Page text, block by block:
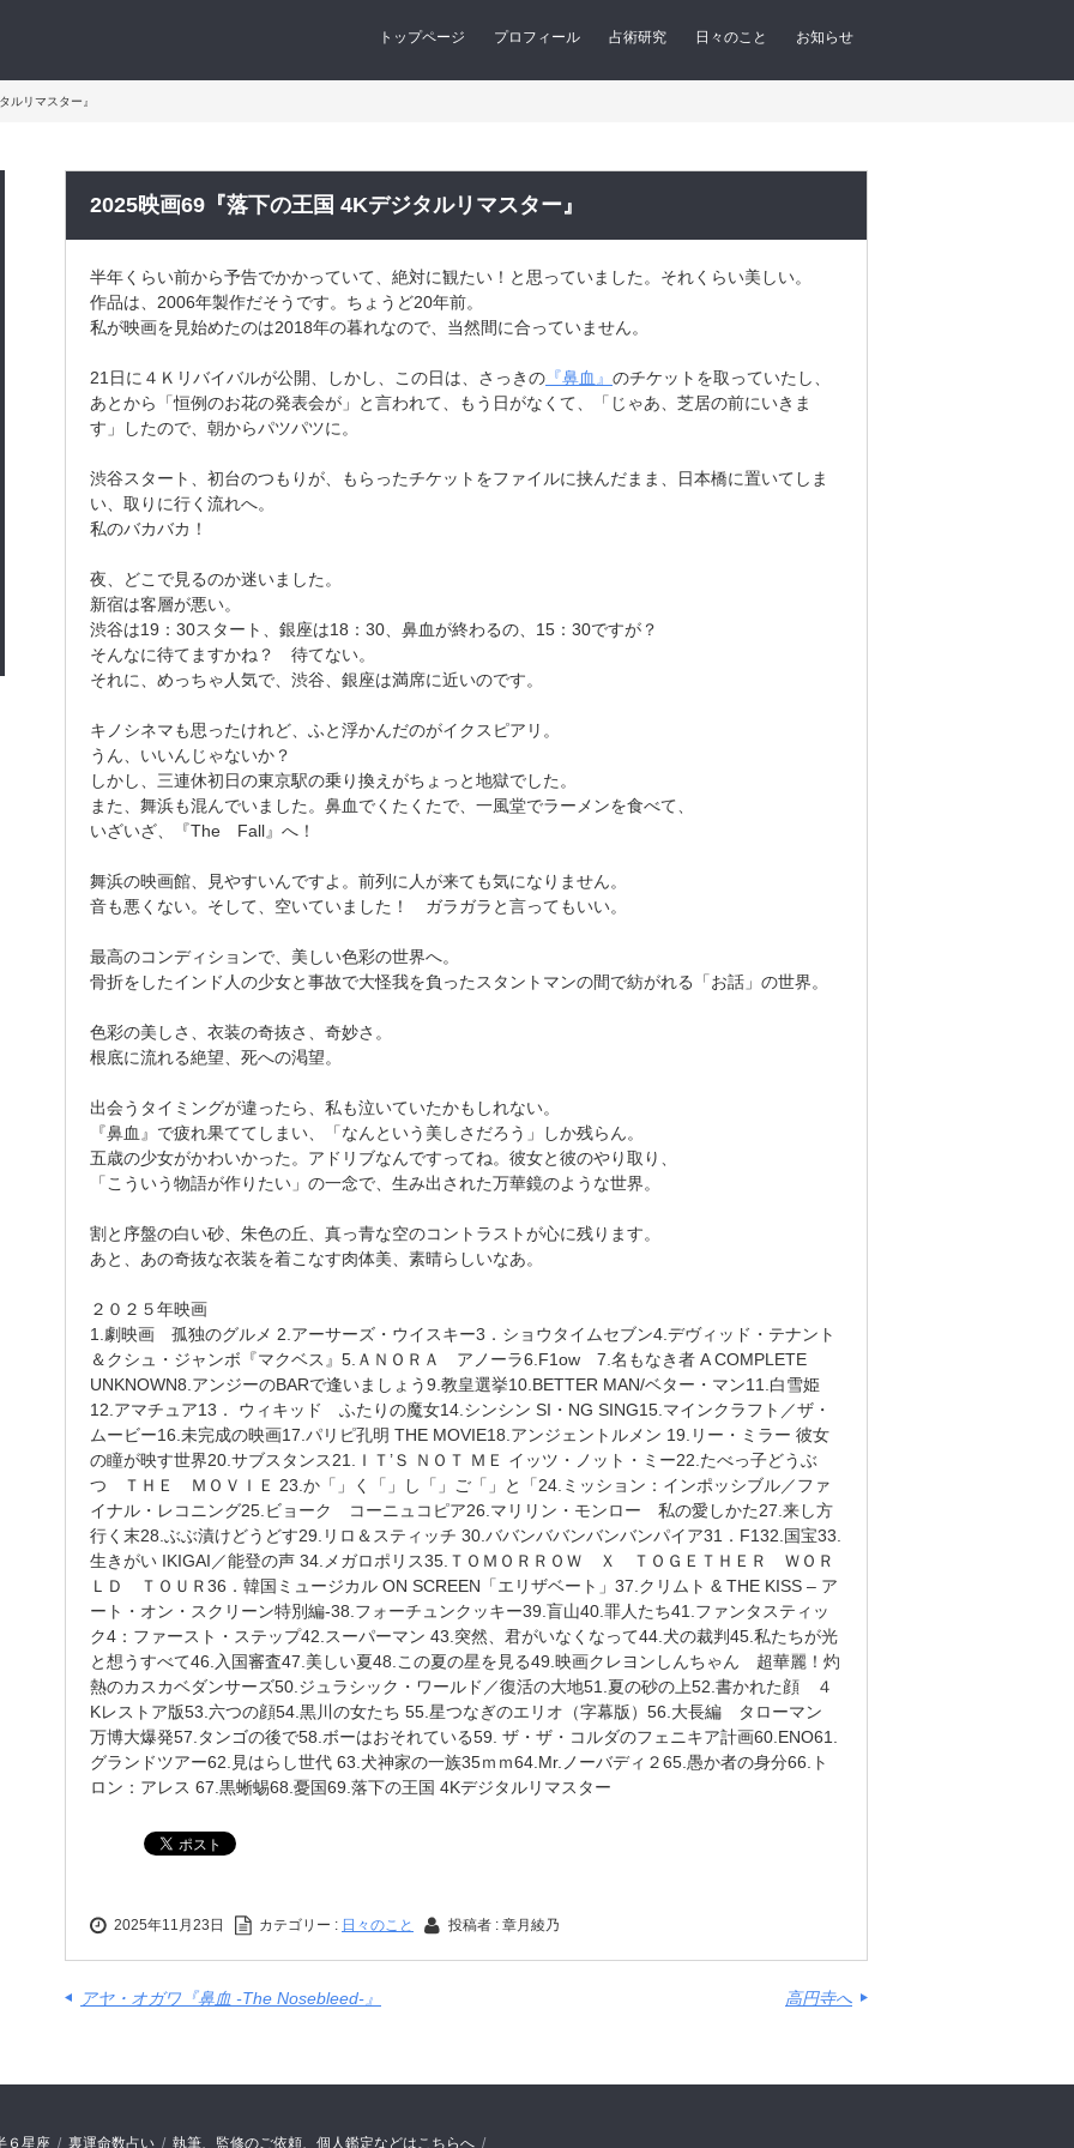
トップページ プロフィール 占術研究 日々のこと お知らせ
ルリマスター』
2025映画69『落下の王国 4Kデジタルリマスター』
半年くらい前から予告でかかっていて、絶対に観たい！と思っていました。それくらい美しい。
作品は、2006年製作だそうです。ちょうど20年前。
私が映画を見始めたのは2018年の暮れなので、当然間に合っていません。
21日に４Ｋリバイバルが公開、しかし、この日は、さっきの 『鼻血』 のチケットを取っていたし、
あとから「恒例のお花の発表会が」と言われて、もう日がなくて、「じゃあ、芝居の前にいきま
す」したので、朝からパツパツに。
渋谷スタート、初台のつもりが、もらったチケットをファイルに挟んだまま、日本橋に置いてしま
い、取りに行く流れへ。
私のバカバカ！
夜、どこで見るのか迷いました。
新宿は客層が悪い。
渋谷は19：30スタート、銀座は18：30、鼻血が終わるの、15：30ですが？
そんなに待てますかね？ 待てない。
それに、めっちゃ人気で、渋谷、銀座は満席に近いのです。
キノシネマも思ったけれど、ふと浮かんだのがイクスピアリ。
うん、いいんじゃないか？
しかし、三連休初日の東京駅の乗り換えがちょっと地獄でした。
また、舞浜も混んでいました。鼻血でくたくたで、一風堂でラーメンを食べて、
いざいざ、『The Fall』へ！
舞浜の映画館、見やすいんですよ。前列に人が来ても気になりません。
音も悪くない。そして、空いていました！ ガラガラと言ってもいい。
最高のコンディションで、美しい色彩の世界へ。
骨折をしたインド人の少女と事故で大怪我を負ったスタントマンの間で紡がれる「お話」の世界。
色彩の美しさ、衣装の奇抜さ、奇妙さ。
根底に流れる絶望、死への渇望。
出会うタイミングが違ったら、私も泣いていたかもしれない。
『鼻血』で疲れ果ててしまい、「なんという美しさだろう」しか残らん。
五歳の少女がかわいかった。アドリブなんですってね。彼女と彼のやり取り、
「こういう物語が作りたい」の一念で、生み出された万華鏡のような世界。
割と序盤の白い砂、朱色の丘、真っ青な空のコントラストが心に残ります。
あと、あの奇抜な衣装を着こなす肉体美、素晴らしいなあ。
２０２５年映画
1.劇映画 孤独のグルメ 2.アーサーズ・ウイスキー3．ショウタイムセブン4.デヴィッド・テナント
＆クシュ・ジャンボ『マクベス』5.ＡＮＯＲＡ アノーラ6.F1ow 7.名もなき者 A COMPLETE
UNKNOWN8.アンジーのBARで逢いましょう9.教皇選挙10.BETTER MAN/ベター・マン11.白雪姫
12.アマチュア13． ウィキッド ふたりの魔女14.シンシン SI・NG SING15.マインクラフト／ザ・
ムービー16.未完成の映画17.パリピ孔明 THE MOVIE18.アンジェントルメン 19.リー・ミラー 彼女
の瞳が映す世界20.サブスタンス21.ＩＴ’Ｓ ＮＯＴ ＭＥ イッツ・ノット・ミー22.たべっ子どうぶ
つ ＴＨＥ ＭＯＶＩＥ 23.か「」く「」し「」ご「」と「24.ミッション：インポッシブル／ファ
イナル・レコニング25.ビョーク コーニュコピア26.マリリン・モンロー 私の愛しかた27.来し方
行く末28.ぶぶ漬けどうどす29.リロ＆スティッチ 30.ババンババンバンバンパイア31．F132.国宝33.
生きがい IKIGAI／能登の声 34.メガロポリス35.ＴＯＭＯＲＲＯＷ Ｘ ＴＯＧＥＴＨＥＲ ＷＯＲ
ＬＤ ＴＯＵＲ36．韓国ミュージカル ON SCREEN「エリザベート」37.クリムト & THE KISS – ア
ート・オン・スクリーン特別編-38.フォーチュンクッキー39.盲山40.罪人たち41.ファンタスティッ
ク4：ファースト・ステップ42.スーパーマン 43.突然、君がいなくなって44.犬の裁判45.私たちが光
と想うすべて46.入国審査47.美しい夏48.この夏の星を見る49.映画クレヨンしんちゃん 超華麗！灼
熱のカスカベダンサーズ50.ジュラシック・ワールド／復活の大地51.夏の砂の上52.書かれた顔 ４
Kレストア版53.六つの顔54.黒川の女たち 55.星つなぎのエリオ（字幕版）56.大長編 タローマン
万博大爆発57.タンゴの後で58.ボーはおそれている59. ザ・ザ・コルダのフェニキア計画60.ENO61.
グランドツアー62.見はらし世代 63.犬神家の一族35ｍｍ64.Mr.ノーバディ２65.愚か者の身分66.ト
ロン：アレス 67.黒蜥蜴68.憂国69.落下の王国 4Kデジタルリマスター
2025年11月23日 カテゴリー : 日々のこと 投稿者 : 章月綾乃
アヤ・オガワ『鼻血 -The Nosebleed-』 高円寺へ
６星座 裏運命数占い 執筆、監修のご依頼、個人鑑定などはこちらへ